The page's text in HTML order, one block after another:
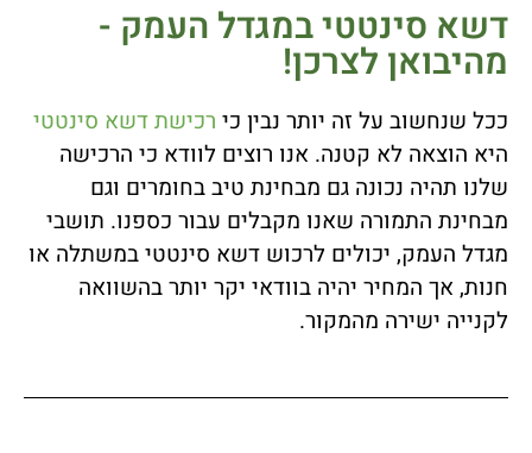
דשא סינטטי במגדל העמק -
מהיבואן לצרכן!
ככל שנחשוב על זה יותר נבין כי רכישת דשא סינטטי
היא הוצאה לא קטנה. אנו רוצים לוודא כי הרכישה
שלנו תהיה נכונה גם מבחינת טיב בחומרים וגם
מבחינת התמורה שאנו מקבלים עבור כספנו. תושבי
מגדל העמק, יכולים לרכוש דשא סינטטי במשתלה או
חנות, אך המחיר יהיה בוודאי יקר יותר בהשוואה
לקנייה ישירה מהמקור.